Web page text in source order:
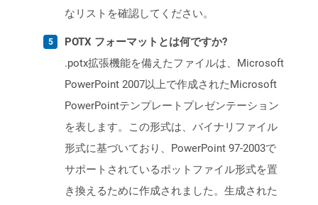
なリストを確認してください。
POTX フォーマットとは何ですか?
.potx拡張機能を備えたファイルは、Microsoft
PowerPoint 2007以上で作成されたMicrosoft
PowerPointテンプレートプレゼンテーション
を表します。この形式は、バイナリファイル
形式に基づいており、PowerPoint 97-2003で
サポートされているポットファイル形式を置
き換えるために作成されました。生成された